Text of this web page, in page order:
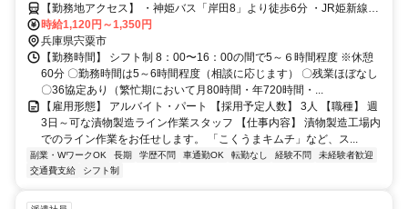
【勤務地アクセス】 ・神姫バス「岸田8」より徒歩6分 ・JR姫新線
時給1,120円～1,350円
兵庫県宍粟市
【勤務時間】 シフト制 8：00〜16：00の間で5～６時間程度 ※休憩
60分 〇勤務時間は5～6時間程度（相談に応じます） 〇残業ほぼなし
〇36協定あり（繁忙期において月80時間・年720時間・...
【雇用形態】 アルバイト・パート 【採用予定人数】 3人 【職種】 週
3日～可な漬物製造ライン作業スタッフ 【仕事内容】 漬物製造工場内
でのライン作業をお任せします。 「こくうまキムチ」など、ス...
副業・WワークOK 長期 学歴不問 車通勤OK 転勤なし 経験不問
未経験者歓迎
交通費支給
シフト制